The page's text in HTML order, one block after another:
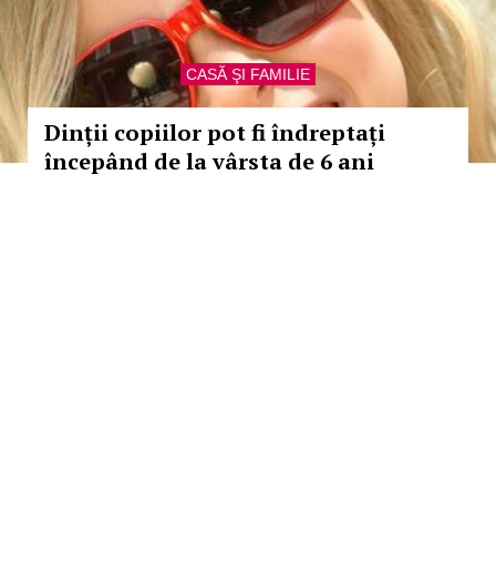
CASĂ ŞI FAMILIE
Dinții copiilor pot fi îndreptați
începând de la vârsta de 6 ani